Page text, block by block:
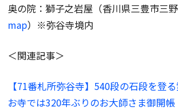
奥の院：獅子之岩屋（香川県三豊市三
map）※弥谷寺境内
＜関連記事＞
【71番札所弥谷寺】540段の石段を登
お寺では320年ぶりのお大師さま御開帳